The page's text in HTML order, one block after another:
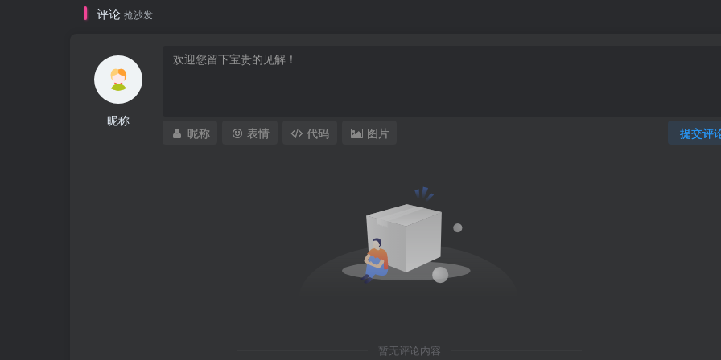
评论 抢沙发
昵称
提交评
昵称 表情 代码 图片
暂无评论内容